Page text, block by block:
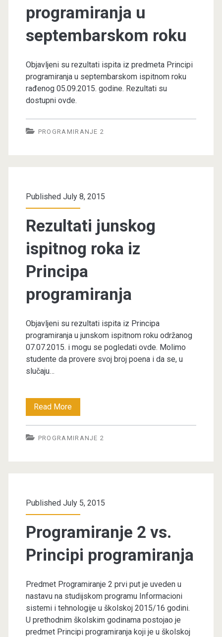
programiranja u
septembarskom roku
Objavljeni su rezultati ispita iz predmeta Principi
programiranja u septembarskom ispitnom roku
rađenog 05.09.2015. godine. Rezultati su
dostupni ovde.
PROGRAMIRANJE 2
Published July 8, 2015
Rezultati junskog
ispitnog roka iz
Principa
programiranja
Objavljeni su rezultati ispita iz Principa
programiranja u junskom ispitnom roku održanog
07.07.2015. i mogu se pogledati ovde. Molimo
studente da provere svoj broj poena i da se, u
slučaju…
Read MoreRezultati
junskog
ispitnog
programiranja
PROGRAMIRANJE 2
Published July 5, 2015
Programiranje 2 vs.
Principi programiranja
Predmet Programiranje 2 prvi put je uveden u
nastavu na studijskom programu Informacioni
sistemi i tehnologije u školskoj 2015/16 godini.
U prethodnim školskim godinama postojao je
predmet Principi programiranja koji je u školskoj